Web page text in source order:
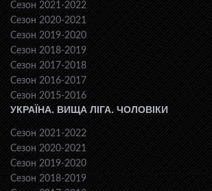
Сезон 2021-2022
Сезон 2020-2021
Сезон 2019-2020
Сезон 2018-2019
Сезон 2017-2018
Сезон 2016-2017
Сезон 2015-2016
УКРАЇНА. ВИЩА ЛІГА. ЧОЛОВІКИ
Сезон 2021-2022
Сезон 2020-2021
Сезон 2019-2020
Сезон 2018-2019